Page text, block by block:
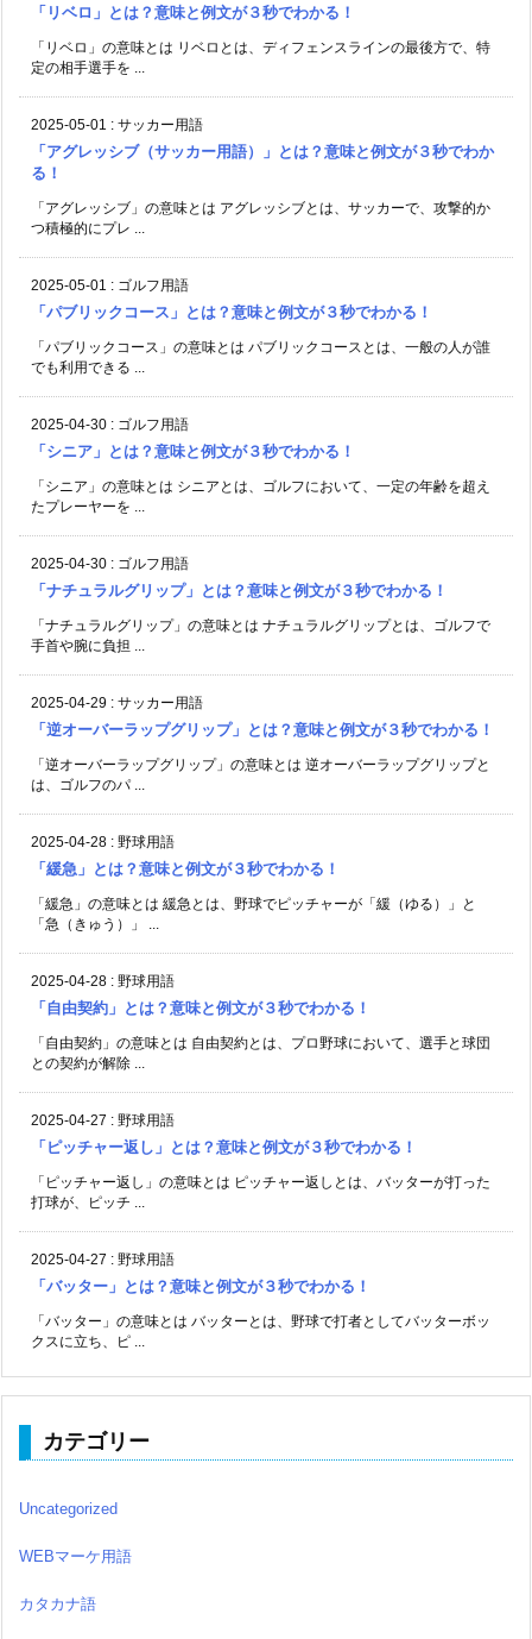
「リベロ」とは？意味と例文が３秒でわかる！
「リベロ」の意味とは リベロとは、ディフェンスラインの最後方で、特
定の相手選手を ...
2025-05-01 : サッカー用語
「アグレッシブ（サッカー用語）」とは？意味と例文が３秒でわか
る！
「アグレッシブ」の意味とは アグレッシブとは、サッカーで、攻撃的か
つ積極的にプレ ...
2025-05-01 : ゴルフ用語
「パブリックコース」とは？意味と例文が３秒でわかる！
「パブリックコース」の意味とは パブリックコースとは、一般の人が誰
でも利用できる ...
2025-04-30 : ゴルフ用語
「シニア」とは？意味と例文が３秒でわかる！
「シニア」の意味とは シニアとは、ゴルフにおいて、一定の年齢を超え
たプレーヤーを ...
2025-04-30 : ゴルフ用語
「ナチュラルグリップ」とは？意味と例文が３秒でわかる！
「ナチュラルグリップ」の意味とは ナチュラルグリップとは、ゴルフで
手首や腕に負担 ...
2025-04-29 : サッカー用語
「逆オーバーラップグリップ」とは？意味と例文が３秒でわかる！
「逆オーバーラップグリップ」の意味とは 逆オーバーラップグリップと
は、ゴルフのパ ...
2025-04-28 : 野球用語
「緩急」とは？意味と例文が３秒でわかる！
「緩急」の意味とは 緩急とは、野球でピッチャーが「緩（ゆる）」と
「急（きゅう）」 ...
2025-04-28 : 野球用語
「自由契約」とは？意味と例文が３秒でわかる！
「自由契約」の意味とは 自由契約とは、プロ野球において、選手と球団
との契約が解除 ...
2025-04-27 : 野球用語
「ピッチャー返し」とは？意味と例文が３秒でわかる！
「ピッチャー返し」の意味とは ピッチャー返しとは、バッターが打った
打球が、ピッチ ...
2025-04-27 : 野球用語
「バッター」とは？意味と例文が３秒でわかる！
「バッター」の意味とは バッターとは、野球で打者としてバッターボッ
クスに立ち、ピ ...
カテゴリー
Uncategorized
WEBマーケ用語
カタカナ語